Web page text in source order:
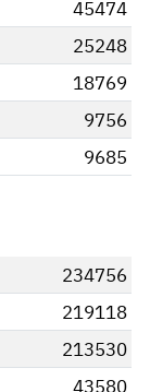
45474
25248
18769
9756
9685
234756
219118
213530
43580